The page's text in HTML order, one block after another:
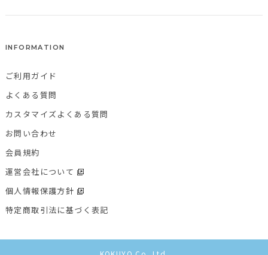
INFORMATION
ご利用ガイド
よくある質問
カスタマイズよくある質問
お問い合わせ
会員規約
運営会社について
個人情報保護方針
特定商取引法に基づく表記